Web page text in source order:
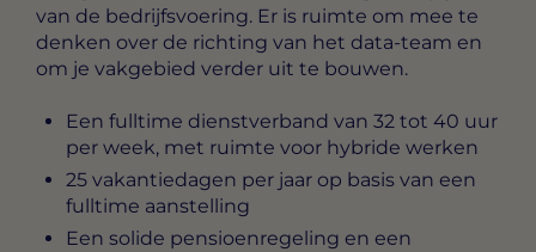
van de bedrijfsvoering. Er is ruimte om mee te
denken over de richting van het data-team en
om je vakgebied verder uit te bouwen.
Een fulltime dienstverband van 32 tot 40 uur
per week, met ruimte voor hybride werken
25 vakantiedagen per jaar op basis van een
fulltime aanstelling
Een solide pensioenregeling en een